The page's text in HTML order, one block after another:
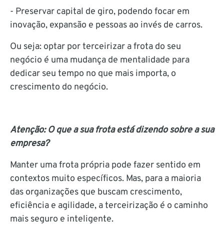
- Preservar capital de giro, podendo focar em
inovação, expansão e pessoas ao invés de carros.
Ou seja: optar por terceirizar a frota do seu
negócio é uma mudança de mentalidade para
dedicar seu tempo no que mais importa, o
crescimento do negócio.
Atenção: O que a sua frota está dizendo sobre a sua
empresa?
Manter uma frota própria pode fazer sentido em
contextos muito específicos. Mas, para a maioria
das organizações que buscam crescimento,
eficiência e agilidade, a terceirização é o caminho
mais seguro e inteligente.